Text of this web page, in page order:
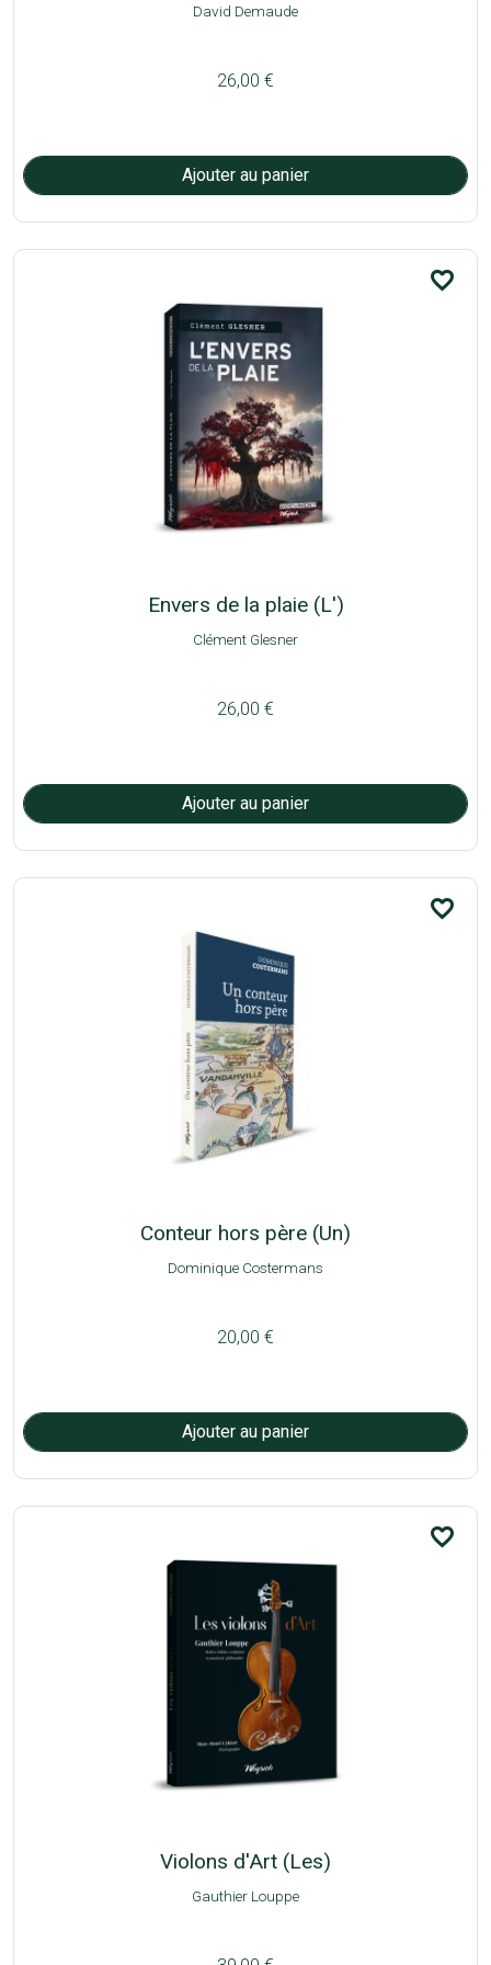
David Demaude
26,00 €
favorite_border
Envers de la plaie (L')
Clément Glesner
26,00 €
favorite_border
Conteur hors père (Un)
Dominique Costermans
20,00 €
favorite_border
Violons d'Art (Les)
Gauthier Louppe